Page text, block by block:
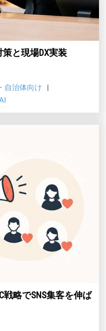
と現場DX実装
自治体向け
戦略でSNS集客を伸ば